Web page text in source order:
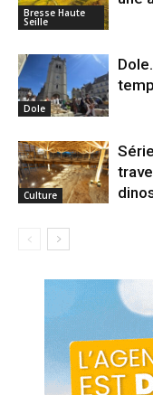
Bresse Haute
Seille
Dole
Culture